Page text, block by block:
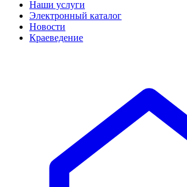
Наши услуги
Электронный каталог
Новости
Краеведение